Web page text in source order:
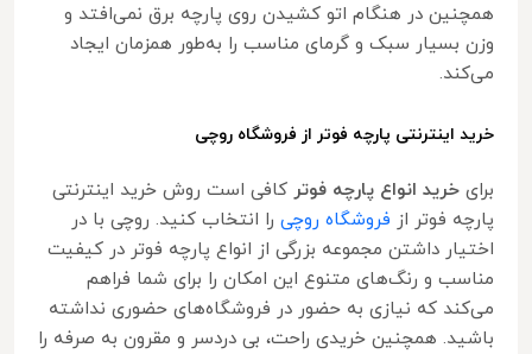
همچنین در هنگام اتو کشیدن روی پارچه برق نمی‌افتد و
وزن بسیار سبک و گرمای مناسب را به‌طور همزمان ایجاد
می‌کند.
خرید اینترنتی پارچه فوتر از فروشگاه روچی
برای خرید انواع پارچه فوتر کافی است روش خرید اینترنتی
پارچه فوتر از فروشگاه روچی را انتخاب کنید. روچی با در
اختیار داشتن مجموعه بزرگی از انواع پارچه فوتر در کیفیت
مناسب و رنگ‌های متنوع این امکان را برای شما فراهم
می‌کند که نیازی به حضور در فروشگاه‌های حضوری نداشته
باشید. همچنین خریدی راحت، بی دردسر و مقرون به صرفه را